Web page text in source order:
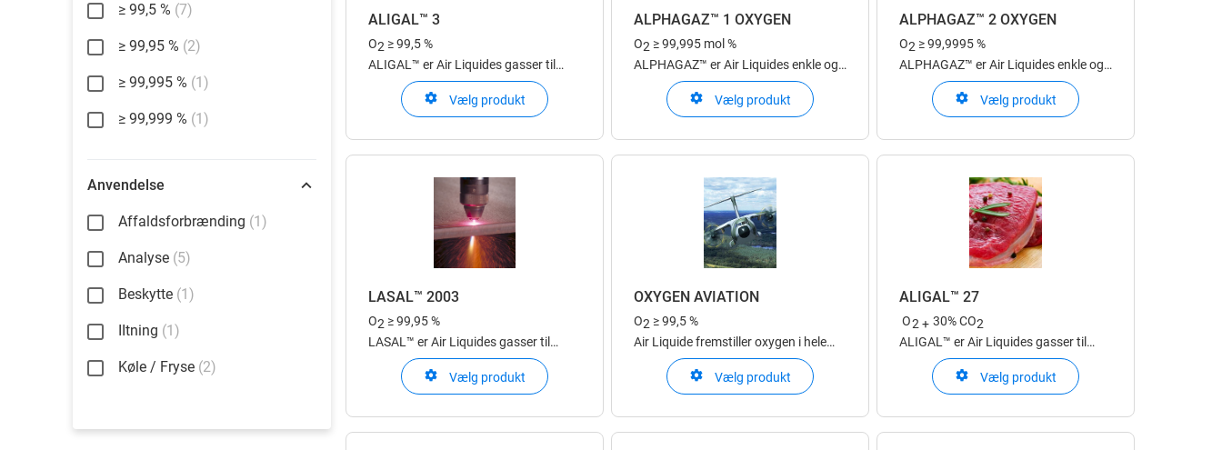
≥ 99,5 % (7)
≥ 99,95 % (2)
≥ 99,995 % (1)
≥ 99,999 % (1)
Anvendelse
Affaldsforbrænding (1)
Analyse (5)
Beskytte (1)
IItning (1)
Køle / Fryse (2)
ALIGAL™ 3
O2 ≥ 99,5 %
ALIGAL™ er Air Liquides gasser til
fødevareindustrien
Vælg produkt
ALPHAGAZ™ 1 OXYGEN
O2 ≥ 99,995 mol %
ALPHAGAZ™ er Air Liquides enkle og
sikre produktvalg til laboratorieformål
ALPHAGAZ™ 1 er udviklet til analyse
fra % til ppm
Vælg produkt
ALPHAGAZ™ 2 OXYGEN
O2 ≥ 99,9995 %
ALPHAGAZ™ er Air Liquides enkle og
sikre produktvalg til laboratorieformål
ALPHAGAZ™ 2 er udviklet til analyse
fra ppm til ppb
Vælg produkt
LASAL™ 2003
O2 ≥ 99,95 %
LASAL™ er Air Liquides gasser til
laserapplikationer
Vælg produkt
OXYGEN AVIATION
O2 ≥ 99,5 %
Air Liquide fremstiller oxygen i hele
Europa i leveringsformer efter hver
kundes specifikke behov: flydende,
gasformigt i trykflaske eller via
produktion på stedet hos kunden
Vælg produkt
ALIGAL™ 27
O2 +30% CO2
ALIGAL™ er Air Liquides gasser til
fødevareindustrien
Vælg produkt